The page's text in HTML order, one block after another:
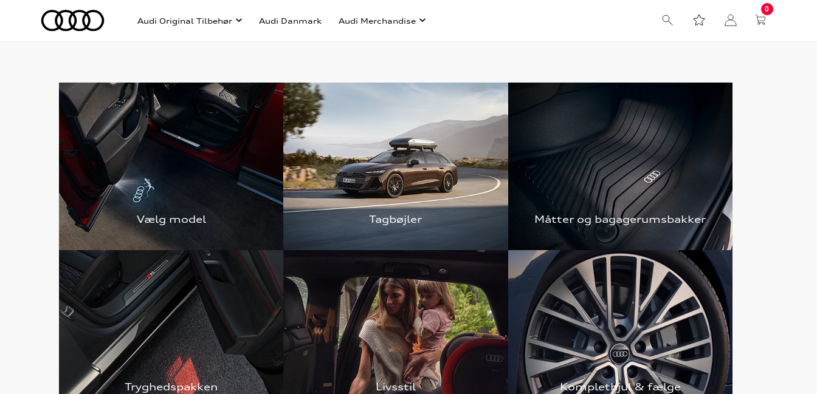
Audi Original Tilbehør Audi Danmark Audi Merchandise
0
Vælg model Tagbøjler Måtter og bagagerumsbakker
Tryghedspakken Livsstil Komplethjul & fælge